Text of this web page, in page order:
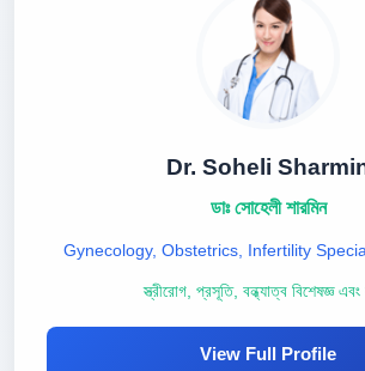
Dr. Soheli
ডাঃ সোহেলী শারমিন
Gynecology, Obstetrics, Infertility
স্ত্রীরোগ, প্রসূতি, বন্ধ্যাত্ব বিশেষজ্ঞ এবং
View Full Profile